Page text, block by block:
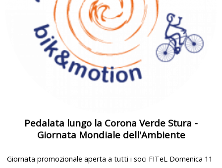
Pedalata lungo la Corona Verde Stura -
Giornata Mondiale dell'Ambiente
Giornata promozionale aperta a tutti i soci FITeL Domenica 11